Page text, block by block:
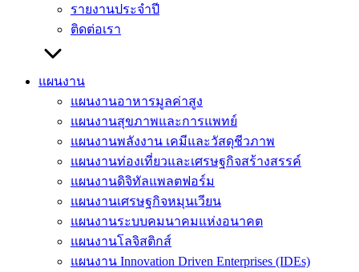
รายงานประจำปี
ติดต่อเรา
แผนงาน
แผนงานอาหารมูลค่าสูง
แผนงานสุขภาพและการแพทย์
แผนงานพลังงาน เคมีและวัสดุชีวภาพ
แผนงานท่องเที่ยวและเศรษฐกิจสร้างสรรค์
แผนงานดิจิทัลแพลตฟอร์ม
แผนงานเศรษฐกิจหมุนเวียน
แผนงานระบบคมนาคมแห่งอนาคต
แผนงานโลจิสติกส์
แผนงาน Innovation Driven Enterprises (IDEs)